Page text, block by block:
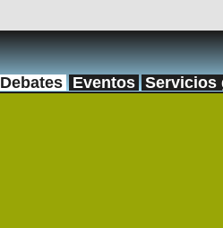
Debates Eventos Servicios